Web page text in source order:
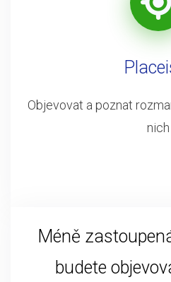
Objevovat a poznat
nich
Méně
budete